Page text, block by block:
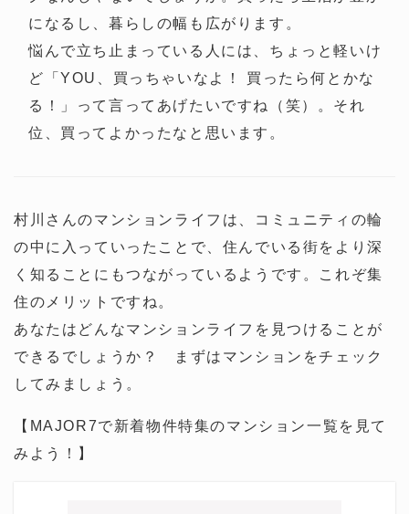
になるし、暮らしの幅も広がります。
悩んで立ち止まっている人には、ちょっと軽いけ
ど「YOU、買っちゃいなよ！ 買ったら何とかな
る！」って言ってあげたいですね（笑）。それ
位、買ってよかったなと思います。
村川さんのマンションライフは、コミュニティの輪
の中に入っていったことで、住んでいる街をより深
く知ることにもつながっているようです。これぞ集
住のメリットですね。
あなたはどんなマンションライフを見つけることが
できるでしょうか？ まずはマンションをチェック
してみましょう。
【MAJOR7で新着物件特集のマンション一覧を見て
みよう！】